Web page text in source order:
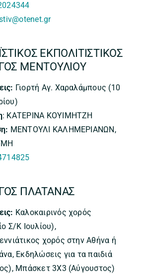
ΕΚΠΟΛΙΤΙΣΤΙΚΟΣ
ΜΕΝΤΟΥΛΙΟΥ
Γιορτή Αγ. Χαραλάμπους (10
: ΚΑΤΕΡΙΝΑ ΚΟΥΙΜΗΤΖΗ
ΜΕΝΤΟΥΛΙ ΚΑΛΗΜΕΡΙΑΝΩΝ,
ΠΛΑΤΑΝΑΣ
Καλοκαιρινός χορός
Σ/Κ Ιουλίου),
χορός στην Αθήνα ή
Εκδηλώσεις για τα παιδιά
Μπάσκετ 3Χ3 (Αύγουστος)